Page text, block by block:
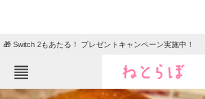
🎁 Switch 2もあたる！ プレゼントキャンペーン実施中！
ねとらぼメニュー